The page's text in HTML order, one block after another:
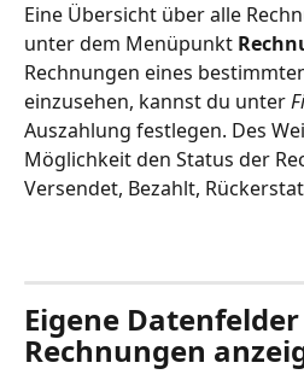
Eine Übersicht über alle
unter dem Menüpunkt
Rechnungen eines
einzusehen, kannst du unter
Auszahlung festlegen. Des
Möglichkeit den Status der
Versendet, Bezahlt,
Eigene
Rechnungen